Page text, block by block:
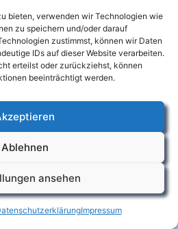
bieten, verwenden wir Technologien wie
zu speichern und/oder darauf
zustimmst, können wir Daten
IDs auf dieser Website verarbeiten.
erteilst oder zurückziehst, können
beeinträchtigt werden.
Ablehnen
ansehen
Impressum
Facebook
Datenschutzerklärung
(EU)
Kontakt
Auenheim e.V.